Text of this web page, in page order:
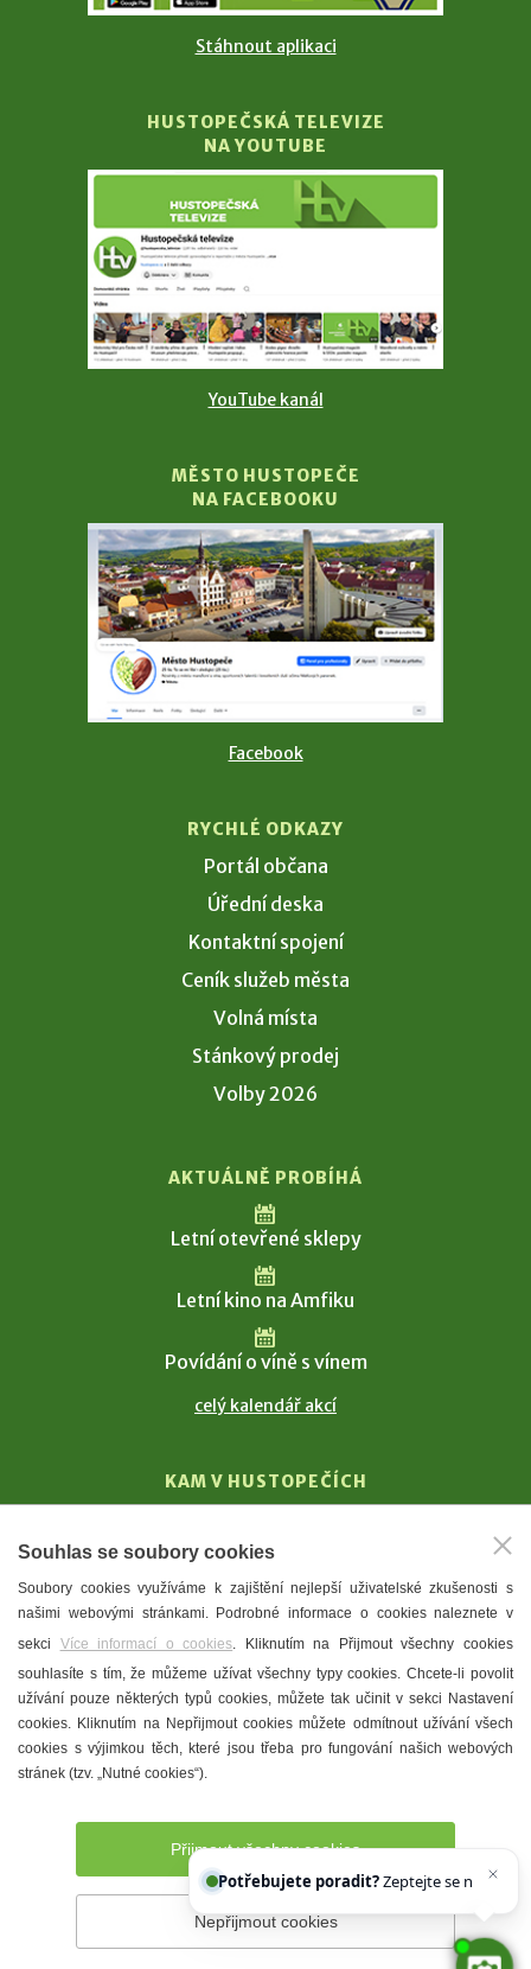
Stáhnout aplikaci
HUSTOPEČSKÁ TELEVIZE
NA YOUTUBE
YouTube kanál
MĚSTO HUSTOPEČE
NA FACEBOOKU
Facebook
RYCHLÉ ODKAZY
Portál občana
Úřední deska
Kontaktní spojení
Ceník služeb města
Volná místa
Stánkový prodej
Volby 2026
AKTUÁLNĚ PROBÍHÁ
Letní otevřené sklepy
Letní kino na Amfiku
Povídání o víně s vínem
celý kalendář akcí
KAM V HUSTOPEČÍCH
T. G. Masaryk
Mandloně
Ubytování
Restaurace
Městské muzeum a galerie
Denní meníčka
Prohlášení o přístupnosti Správce webu
Souhlas se soubory cookies
Soubory cookies využíváme k zajištění nejlepší uživatelské zkušenosti s
našimi webovými stránkami. Podrobné informace o cookies naleznete v
sekci Více informací o cookies. Kliknutím na Přijmout všechny cookies
souhlasíte s tím, že můžeme užívat všechny typy cookies. Chcete-li povolit
užívání pouze některých typů cookies, můžete tak učinit v sekci Nastavení
cookies. Kliknutím na Nepřijmout cookies můžete odmítnout užívání všech
cookies s výjimkou těch, které jsou třeba pro fungování našich webových
stránek (tzv. „Nutné cookies“).
Přijmout všechny cookies
Nepřijmout cookies
Potřebujete poradit? Zeptejte se našeho asi